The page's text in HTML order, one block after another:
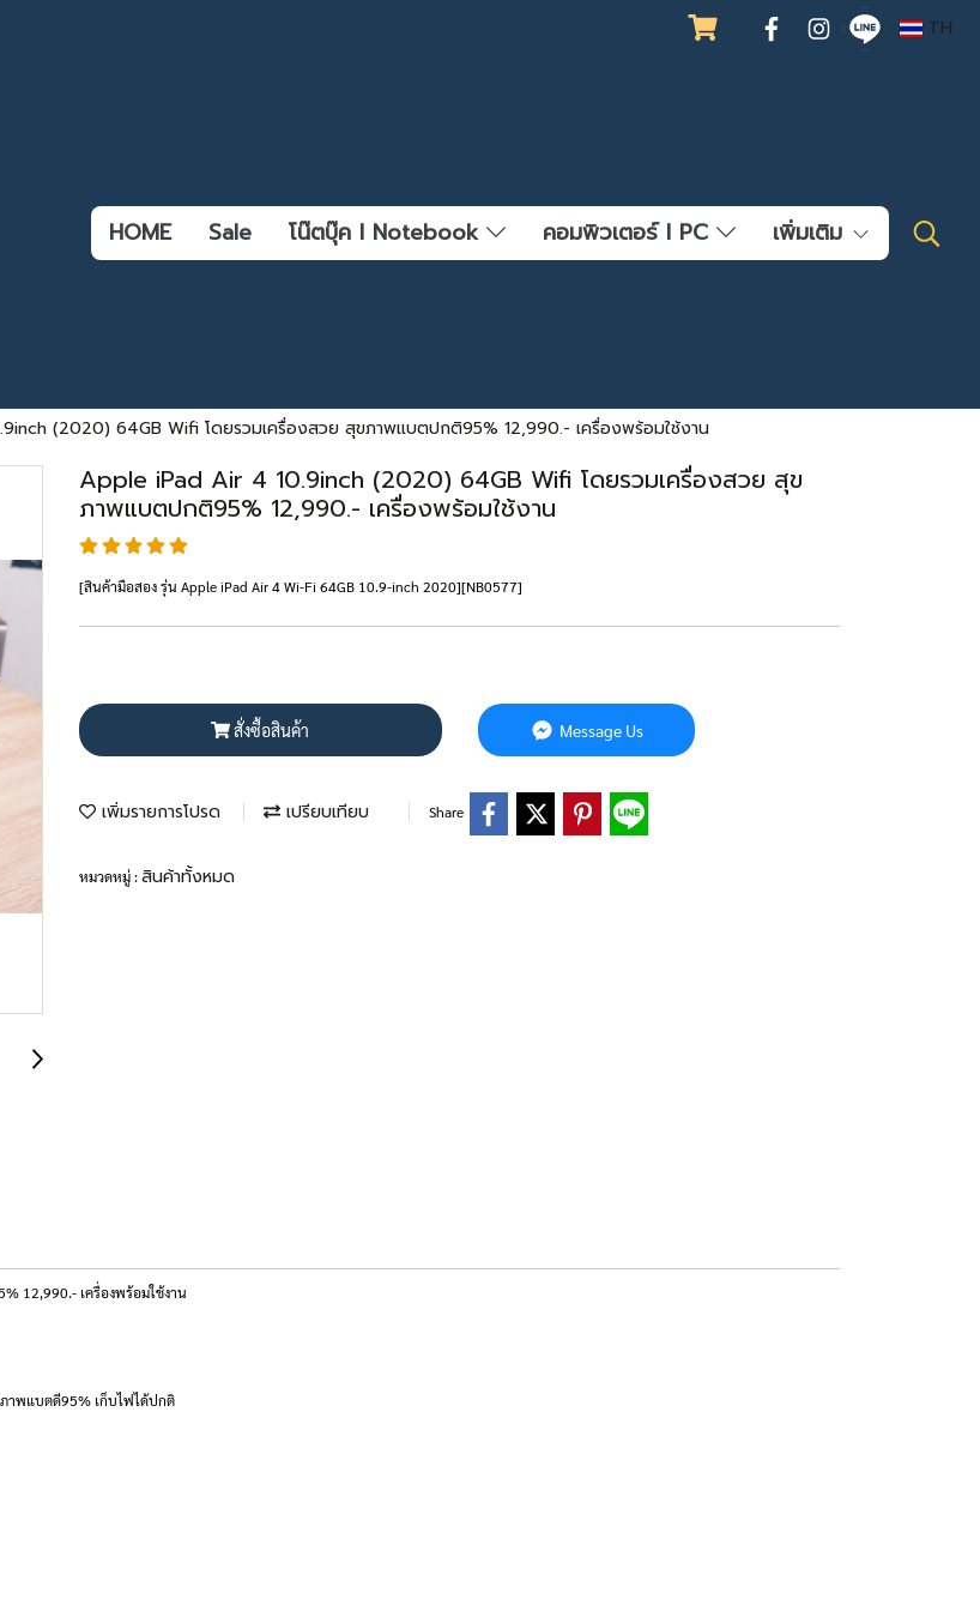
TH
HOME Sale โน๊ตบุ๊ค l Notebook คอมพิวเตอร์ l PC เพิ่มเติม
(2020) 64GB Wifi โดยรวมเครื่องสวย สุขภาพแบตปกติ95% 12,990.- เครื่องพร้อมใช้งาน
Apple iPad Air 4 10.9inch (2020) 64GB Wifi โดยรวมเครื่องสวย สุข
ภาพแบตปกติ95% 12,990.- เครื่องพร้อมใช้งาน
[สินค้ามือสอง รุ่น Apple iPad Air 4 Wi-Fi 64GB 10.9-inch 2020][NB0577]
สั่งซื้อสินค้า Message Us
เพิ่มรายการโปรด เปรียบเทียบ Share
หมวดหมู่ :สินค้าทั้งหมด
12,990.- เครื่องพร้อมใช้งาน
ภาพแบตดี95% เก็บไฟได้ปกติ